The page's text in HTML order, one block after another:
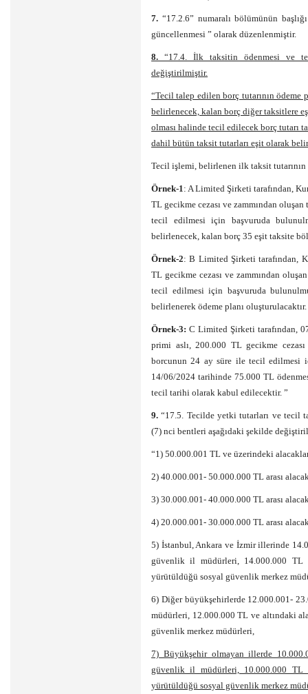
7. “17.2.6” numaralı bölümünün
güncellenmesi ” olarak düzenlenmiştir.
8. “17.4. İlk taksitin ödenmesi ve
değiştirilmiştir.
“Tecil talep edilen borç tutarının ödeme
belirlenecek, kalan borç diğer taksitlere
olması halinde tecil edilecek borç tutarı
dahil bütün taksit tutarları eşit olarak
Tecil işlemi, belirlenen ilk taksit
Örnek-1: A Limited Şirketi tarafından,
TL gecikme cezası ve zammından
tecil edilmesi için başvuruda
belirlenecek, kalan borç 35 eşit taksite
Örnek-2: B Limited Şirketi tarafından,
TL gecikme cezası ve zammından
tecil edilmesi için başvuruda
belirlenerek ödeme planı oluşturulacaktır.
Örnek-3: C Limited Şirketi tarafından,
primi aslı, 200.000 TL gecikme
borcunun 24 ay süre ile tecil edilmesi
14/06/2024 tarihinde 75.000 TL
tecil tarihi olarak kabul edilecektir. ”
9. “17.5. Tecilde yetki tutarları ve tecil
(7) nci bentleri aşağıdaki şekilde
“1) 50.000.001 TL ve üzerindeki
2) 40.000.001- 50.000.000 TL arası
3) 30.000.001- 40.000.000 TL arası
4) 20.000.001- 30.000.000 TL arası
5) İstanbul, Ankara ve İzmir illerinde
güvenlik il müdürleri, 14.000.000
yürütüldüğü sosyal güvenlik merkez
6) Diğer büyükşehirlerde 12.000.001-
müdürleri, 12.000.000 TL ve altındaki
güvenlik merkez müdürleri,
7) Büyükşehir olmayan illerde
güvenlik il müdürleri, 10.000.000
yürütüldüğü sosyal güvenlik merkez